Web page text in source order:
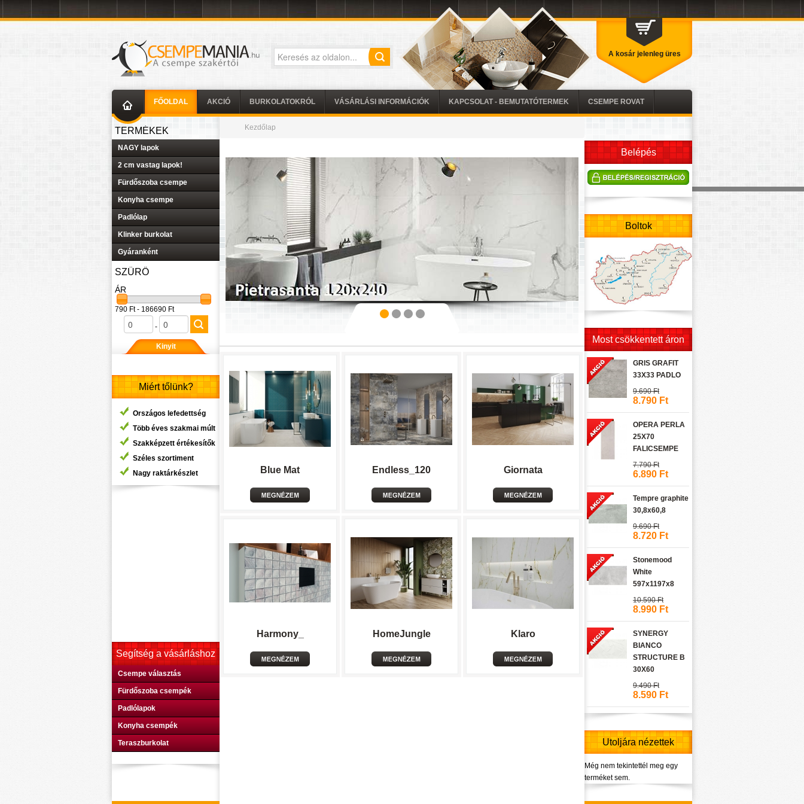
A kosár jelenleg üres
FŐOLDAL AKCIÓ BURKOLATOKRÓL VÁSÁRLÁSI INFORMÁCIÓK KAPCSOLAT - BEMUTATÓTERMEK CSEMPE ROVAT
TERMÉKEK
NAGY lapok
2 cm vastag lapok!
Fürdőszoba csempe
Konyha csempe
Padlólap
Klinker burkolat
Gyáranként
SZŰRŐ
ÁR
790 Ft - 186690 Ft
-
Kinyit
Miért tőlünk?
Országos lefedettség
Több éves szakmai múlt
Szakképzett értékesítők
Széles szortiment
Nagy raktárkészlet
Segítség a vásárláshoz
Csempe választás
Fürdőszoba csempék
Padlólapok
Konyha csempék
Teraszburkolat
Kezdőlap
Blue Mat Endless_120 Giornata
Harmony_ HomeJungle Klaro
Belépés
Boltok
Most csökkentett áron
GRIS GRAFIT
33X33 PADLO
9.690 Ft
8.790 Ft
OPERA PERLA
25X70
FALICSEMPE
7.790 Ft
6.890 Ft
Tempre graphite
30,8x60,8
9.690 Ft
8.720 Ft
Stonemood
White
597x1197x8
10.590 Ft
8.990 Ft
SYNERGY
BIANCO
STRUCTURE B
30X60
9.490 Ft
8.590 Ft
Utoljára nézettek
Még nem tekintettél meg egy
terméket sem.